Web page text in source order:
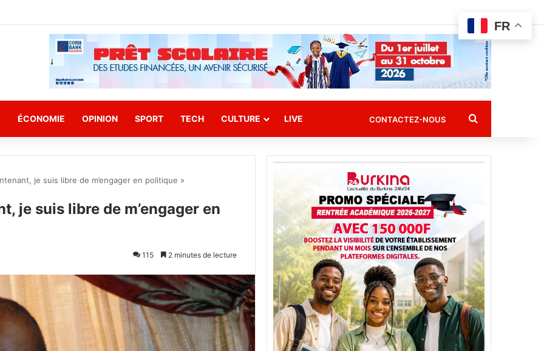
ÉCONOMIE OPINION SPORT TECH CULTURE LIVE CONTACTEZ-NOUS Rechercher
je suis libre de m’engager en politique »
je suis libre de m’engager en
115 2 minutes de lecture
FR